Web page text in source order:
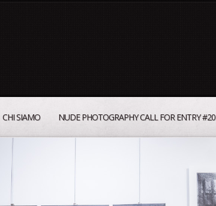
CHI SIAMO NUDE PHOTOGRAPHY CALL FOR ENTRY #20